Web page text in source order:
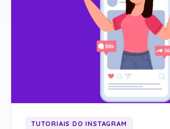
TUTORIAIS DO INSTAGRAM